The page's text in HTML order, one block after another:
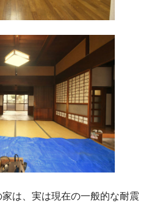
は、実は現在の一般的な耐震